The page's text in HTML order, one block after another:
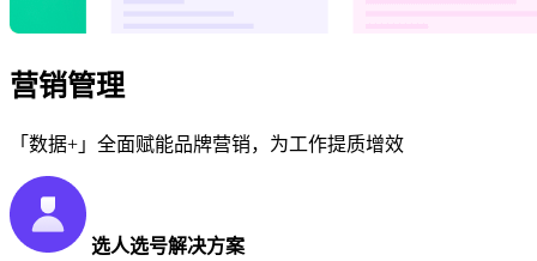
营销管理
「数据+」全面赋能品牌营销，为工作提质增效
选人选号解决方案